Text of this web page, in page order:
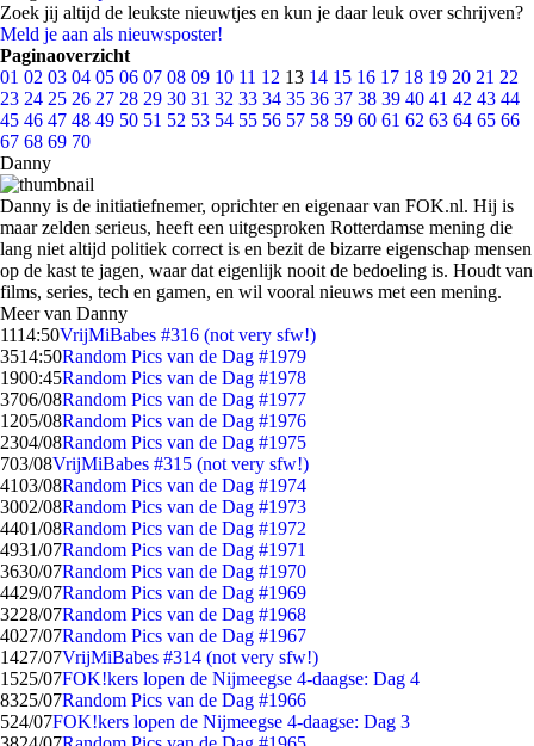
Zoek jij altijd de leukste nieuwtjes en kun je daar leuk over schrijven?
Meld je aan als nieuwsposter!
Paginaoverzicht
01 02 03 04 05 06 07 08 09 10 11 12 13 14 15 16 17 18 19 20 21 22
23 24 25 26 27 28 29 30 31 32 33 34 35 36 37 38 39 40 41 42 43 44
45 46 47 48 49 50 51 52 53 54 55 56 57 58 59 60 61 62 63 64 65 66
67 68 69 70
Danny
Danny is de initiatiefnemer, oprichter en eigenaar van FOK.nl. Hij is
maar zelden serieus, heeft een uitgesproken Rotterdamse mening die
lang niet altijd politiek correct is en bezit de bizarre eigenschap mensen
op de kast te jagen, waar dat eigenlijk nooit de bedoeling is. Houdt van
films, series, tech en gamen, en wil vooral nieuws met een mening.
Meer van Danny
1114:50VrijMiBabes #316 (not very sfw!)
3514:50Random Pics van de Dag #1979
1900:45Random Pics van de Dag #1978
3706/08Random Pics van de Dag #1977
1205/08Random Pics van de Dag #1976
2304/08Random Pics van de Dag #1975
703/08VrijMiBabes #315 (not very sfw!)
4103/08Random Pics van de Dag #1974
3002/08Random Pics van de Dag #1973
4401/08Random Pics van de Dag #1972
4931/07Random Pics van de Dag #1971
3630/07Random Pics van de Dag #1970
4429/07Random Pics van de Dag #1969
3228/07Random Pics van de Dag #1968
4027/07Random Pics van de Dag #1967
1427/07VrijMiBabes #314 (not very sfw!)
1525/07FOK!kers lopen de Nijmeegse 4-daagse: Dag 4
8325/07Random Pics van de Dag #1966
524/07FOK!kers lopen de Nijmeegse 4-daagse: Dag 3